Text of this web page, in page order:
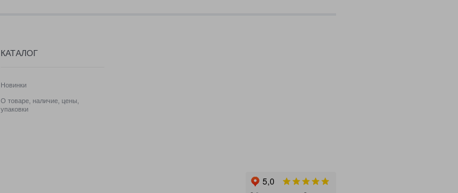
КАТАЛОГ
Новинки
О товаре, наличие, цены,
упаковки